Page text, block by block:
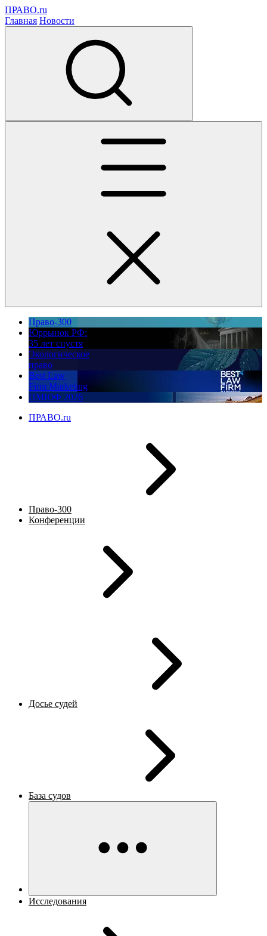
ПРАВО.ru
Главная Новости
Право-300
Юррынок РФ:
35 лет спустя
Экологическое
право
Best Law
Firm Marketing
ПМЮФ 2026
ПРАВО.ru
Право-300
Конференции
Досье судей
База судов
Исследования